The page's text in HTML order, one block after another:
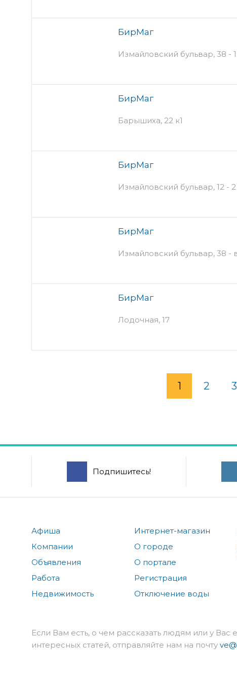
БирМаг
Измайловский бульвар, 38 -
БирМаг
Барышиха, 22 к1
БирМаг
Измайловский бульвар, 12 -
БирМаг
Измайловский бульвар, 38 -
БирМаг
Лодочная, 17
1 2 3
Подпишитесь!
Афиша
Компании
Объявления
Работа
Недвижимость
Интернет-магазин
О городе
О портале
Регистрация
Отключение воды
Если Вам есть, о чем рассказать людям или у Вас
интересных статей, отправляйте нам на почту